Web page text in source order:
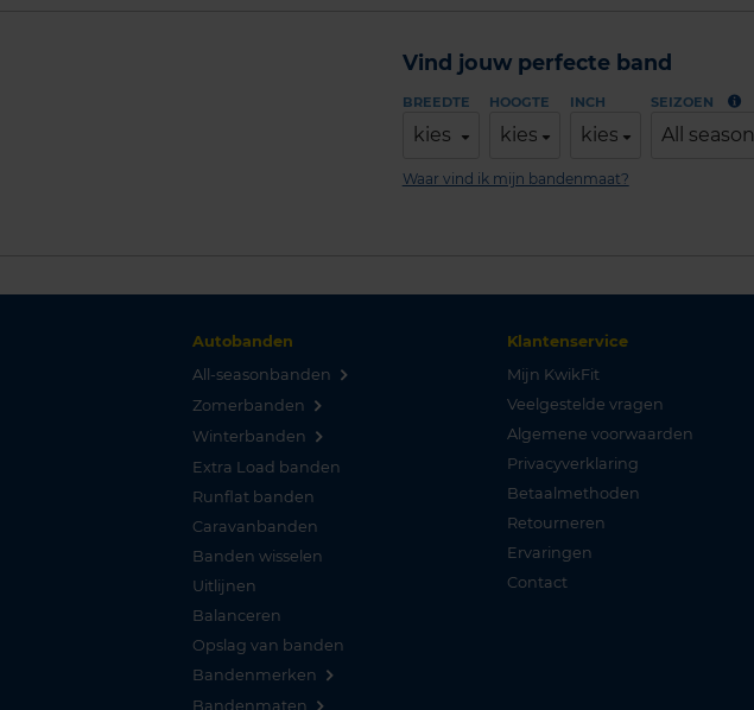
Vind jouw perfecte band
BREEDTE
kies
HOOGTE
kies
INCH
kies
SEIZOEN
All season
Waar vind ik mijn bandenmaat?
Autobanden
All-seasonbanden
Zomerbanden
Winterbanden
Extra Load banden
Runflat banden
Caravanbanden
Banden wisselen
Uitlijnen
Balanceren
Opslag van banden
Bandenmerken
Bandenmaten
Klantenservice
Mijn KwikFit
Veelgestelde vragen
Algemene voorwaarden
Privacyverklaring
Betaalmethoden
Retourneren
Ervaringen
Contact